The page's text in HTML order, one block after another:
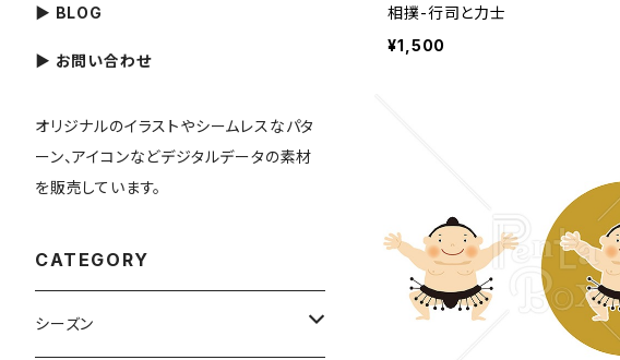
相撲-行司と力士
¥1,500
▶ BLOG
▶ お問い合わせ
オリジナルのイラストやシームレスなパタ
ーン、アイコンなどデジタルデータの素材
を販売しています。
CATEGORY
シーズン